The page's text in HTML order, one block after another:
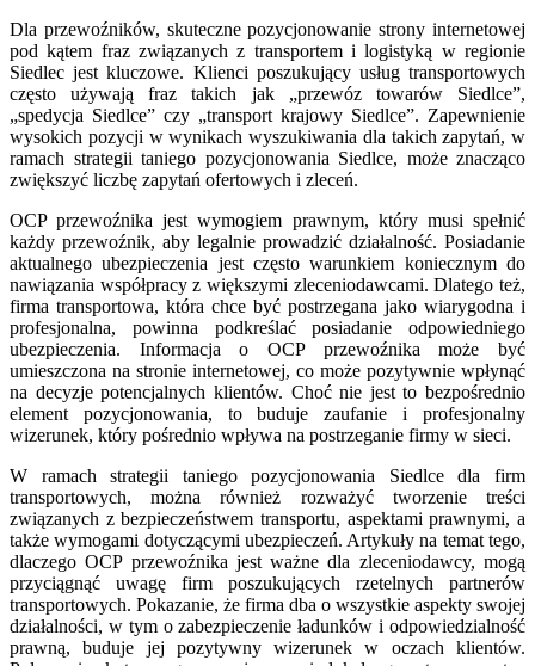
Dla przewoźników, skuteczne pozycjonowanie strony internetowej
pod kątem fraz związanych z transportem i logistyką w regionie
Siedlec jest kluczowe. Klienci poszukujący usług transportowych
często używają fraz takich jak „przewóz towarów Siedlce”,
„spedycja Siedlce” czy „transport krajowy Siedlce”. Zapewnienie
wysokich pozycji w wynikach wyszukiwania dla takich zapytań, w
ramach strategii taniego pozycjonowania Siedlce, może znacząco
zwiększyć liczbę zapytań ofertowych i zleceń.
OCP przewoźnika jest wymogiem prawnym, który musi spełnić
każdy przewoźnik, aby legalnie prowadzić działalność. Posiadanie
aktualnego ubezpieczenia jest często warunkiem koniecznym do
nawiązania współpracy z większymi zleceniodawcami. Dlatego też,
firma transportowa, która chce być postrzegana jako wiarygodna i
profesjonalna, powinna podkreślać posiadanie odpowiedniego
ubezpieczenia. Informacja o OCP przewoźnika może być
umieszczona na stronie internetowej, co może pozytywnie wpłynąć
na decyzje potencjalnych klientów. Choć nie jest to bezpośrednio
element pozycjonowania, to buduje zaufanie i profesjonalny
wizerunek, który pośrednio wpływa na postrzeganie firmy w sieci.
W ramach strategii taniego pozycjonowania Siedlce dla firm
transportowych, można również rozważyć tworzenie treści
związanych z bezpieczeństwem transportu, aspektami prawnymi, a
także wymogami dotyczącymi ubezpieczeń. Artykuły na temat tego,
dlaczego OCP przewoźnika jest ważne dla zleceniodawcy, mogą
przyciągnąć uwagę firm poszukujących rzetelnych partnerów
transportowych. Pokazanie, że firma dba o wszystkie aspekty swojej
działalności, w tym o zabezpieczenie ładunków i odpowiedzialność
prawną, buduje jej pozytywny wizerunek w oczach klientów.